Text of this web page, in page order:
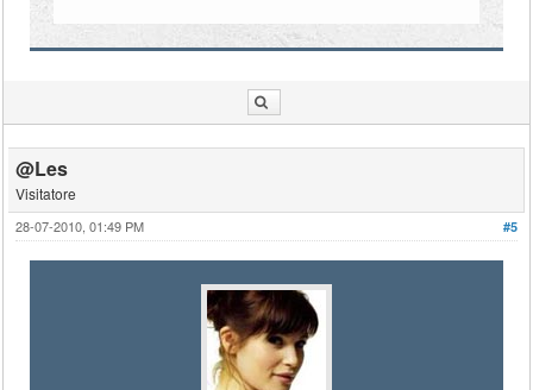
@Les
Visitatore
#5
28-07-2010, 01:49 PM